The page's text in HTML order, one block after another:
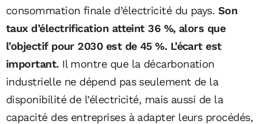
consommation finale d’électricité du pays. Son
taux d’électrification atteint 36 %, alors que
l’objectif pour 2030 est de 45 %. L’écart est
important. Il montre que la décarbonation
industrielle ne dépend pas seulement de la
disponibilité de l’électricité, mais aussi de la
capacité des entreprises à adapter leurs procédés,